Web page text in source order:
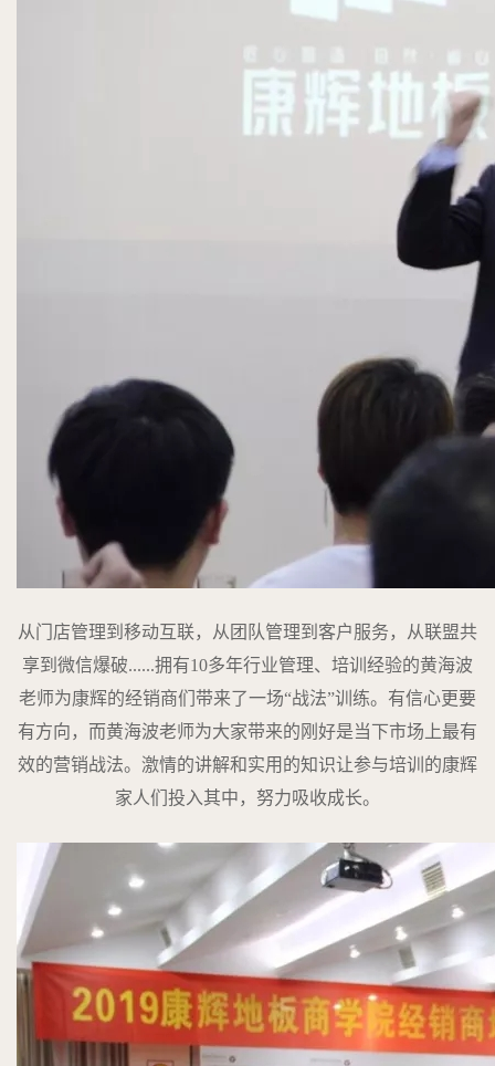
从门店管理到移动互联，从团队管理到客户服务，从联盟共
享到微信爆破......拥有10多年行业管理、培训经验的黄海波
老师为康辉的经销商们带来了一场“战法”训练。有信心更要
有方向，而黄海波老师为大家带来的刚好是当下市场上最有
效的营销战法。激情的讲解和实用的知识让参与培训的康辉
家人们投入其中，努力吸收成长。